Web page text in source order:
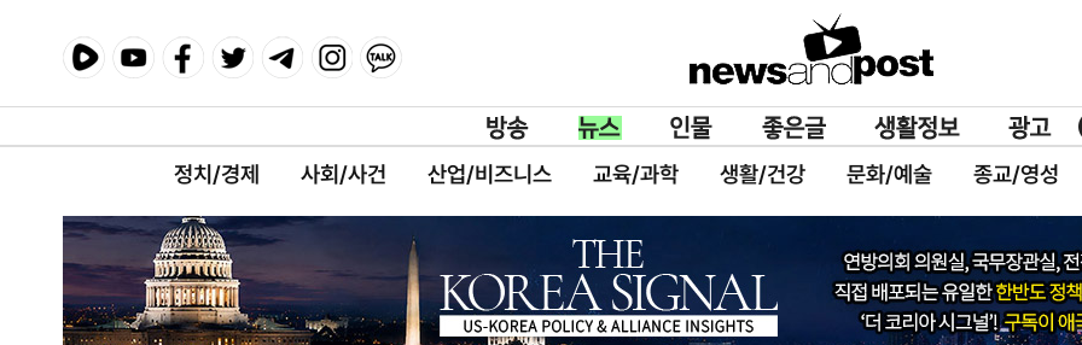
정치/경제 사회/사건 산업/비즈니스 교육/과학 생활/건강 문화/예술 종교/영성